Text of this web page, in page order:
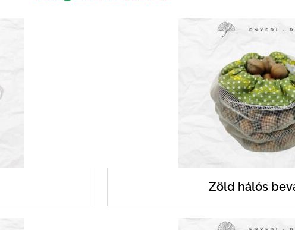
Zöld hálós